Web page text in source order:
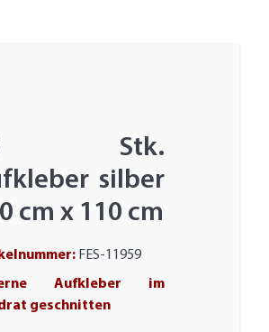
Stk.
silber
cm x 110 cm
FES-11959
Aufkleber im
geschnitten